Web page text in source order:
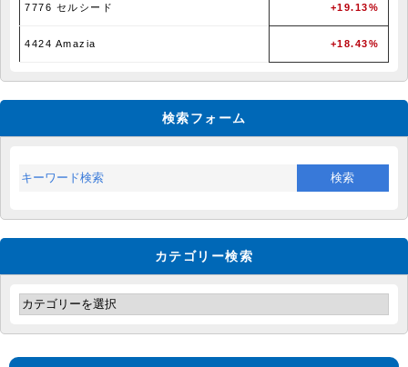
7776 セルシード +19.13%
4424 Amazia +18.43%
検索フォーム
カテゴリー検索